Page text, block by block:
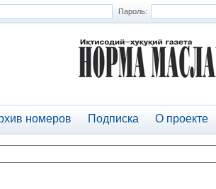
Пароль:
номеров Подписка О проекте